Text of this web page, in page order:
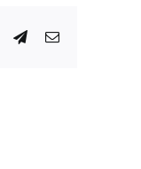
WhatsApp
TelegramCorreo